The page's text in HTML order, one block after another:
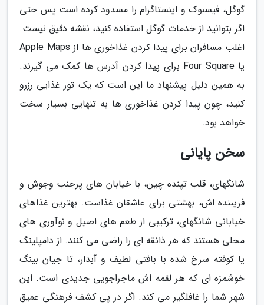
گوگل، فیسبوک و اینستاگرام را مسدود کرده است پس حتی
اگر بتوانید از خدمات گوگل استفاده کنید، نقشه دقیق نیست.
اغلب مسافران برای پیدا کردن غذاخوری ها از Apple Maps
یا Four Square برای پیدا کردن آدرس ها کمک می گیرند.
به همین دلیل پیشنهاد ما این است که یک تور غذایی رزرو
کنید، چون پیدا کردن غذاخوری ها به تنهایی بسیار سخت
خواهد بود.
سخن پایانی
شانگهای، قلب تپنده چین، با خیابان های پرجنب وجوش و
فریبنده اش، بهشتی برای عاشقان غذاست. بهترین غذاهای
خیابانی شانگهای، ترکیبی از طعم های اصیل و نوآوری های
محلی هستند که هر ذائقه ای را راضی می کنند. از دامپلینگ
یا کوفته سرخ شده با بافتی لطیف و آبدار، تا جیان بینگ
خوشمزه ای که هر لقمه اش ماجراجویی جدیدی است. این
شهر شما را غافلگیر می کند. اگر در پی کشف فرهنگی عمیق